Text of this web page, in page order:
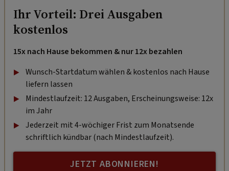
Ihr Vorteil: Drei Ausgaben
kostenlos
15x nach Hause bekommen & nur 12x bezahlen
Wunsch-Startdatum wählen & kostenlos nach Hause
liefern lassen
Mindestlaufzeit: 12 Ausgaben, Erscheinungsweise: 12x
im Jahr
Jederzeit mit 4-wöchiger Frist zum Monatsende
schriftlich kündbar (nach Mindestlaufzeit).
JETZT ABONNIEREN!